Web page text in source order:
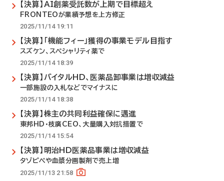
【決算】AI創薬受託数が上期で目標超え
FRONTEOが業績予想を上方修正
2025/11/14 19:11
【決算】「機能フィー」獲得の事業モデル目指す
スズケン、スペシャリティ薬で
2025/11/14 18:39
【決算】バイタルHD、医薬品卸事業は増収減益
一部施設の入札などでマイナスに
2025/11/14 18:38
【決算】株主の共同利益確保に邁進
東邦HD・枝廣CEO、大量購入対抗措置で
2025/11/14 15:54
【決算】明治HD医薬品事業は増収減益
タゾピペや血漿分画製剤で売上増
2025/11/13 21:58